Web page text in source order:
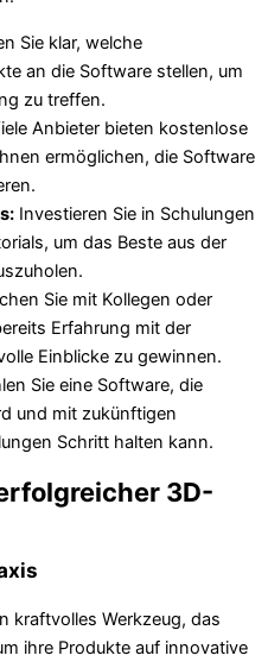
Sie klar, welche
an die Software stellen, um
zu treffen.
Anbieter bieten kostenlose
ermöglichen, die Software
Investieren Sie in Schulungen
um das Beste aus der
Sie mit Kollegen oder
Erfahrung mit der
Einblicke zu gewinnen.
Sie eine Software, die
und mit zukünftigen
Schritt halten kann.
3D-
kraftvolles Werkzeug, das
ihre Produkte auf innovative